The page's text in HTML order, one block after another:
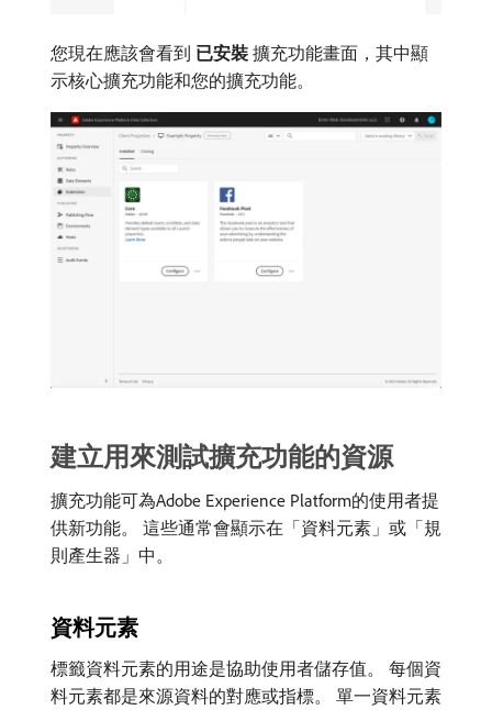
您現在應該會看到​ 已安裝 ​擴充功能畫面，其中顯
示核心擴充功能和您的擴充功能。
建立用來測試擴充功能的資源
擴充功能可為Adobe Experience Platform的使用者提
供新功能。 這些通常會顯示在「資料元素」或「規
則產生器」中。
資料元素
標籤資料元素的用途是協助使用者儲存值。 每個資
料元素都是來源資料的對應或指標。 單一資料元素